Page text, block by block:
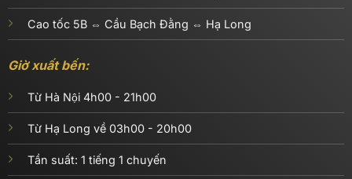
Cao tốc 5B ⇔ Cầu Bạch Đằng ⇔ Hạ Long
Giờ xuất bến:
Từ Hà Nội 4h00 - 21h00
Từ Hạ Long về 03h00 - 20h00
Tần suất: 1 tiếng 1 chuyến